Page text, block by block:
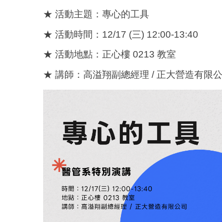
★ 活動主題：專心的工具
★ 活動時間：12/17 (三) 12:00-13:40
★ 活動地點：正心樓 0213 教室
★ 講師：高溢翔副總經理 / 正大營造有限